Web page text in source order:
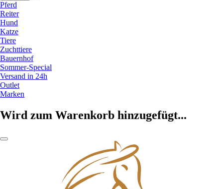
Pferd
Reiter
Hund
Katze
Tiere
Zuchttiere
Bauernhof
Sommer-Special
Versand in 24h
Outlet
Marken
Wird zum Warenkorb hinzugefügt...